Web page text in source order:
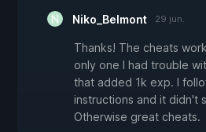
Niko_Belmont 29 jun.
Thanks! The cheats
only one I had trouble
that added 1k exp. I
instructions and it didn't
Otherwise great cheats.